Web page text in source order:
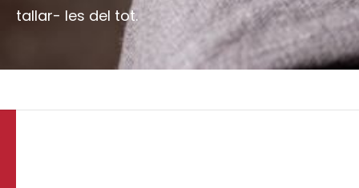
tallar- les del tot.